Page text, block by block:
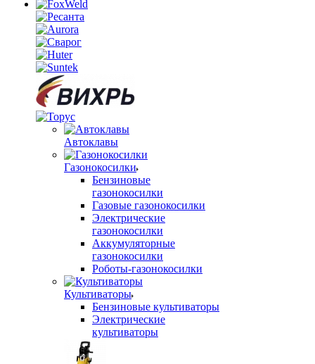
Автоклавы
Газонокосилки
Бензиновые
газонокосилки
Газовые газонокосилки
Электрические
газонокосилки
Аккумуляторные
газонокосилки
Роботы-газонокосилки
Культиваторы
Бензиновые культиваторы
Электрические
культиваторы